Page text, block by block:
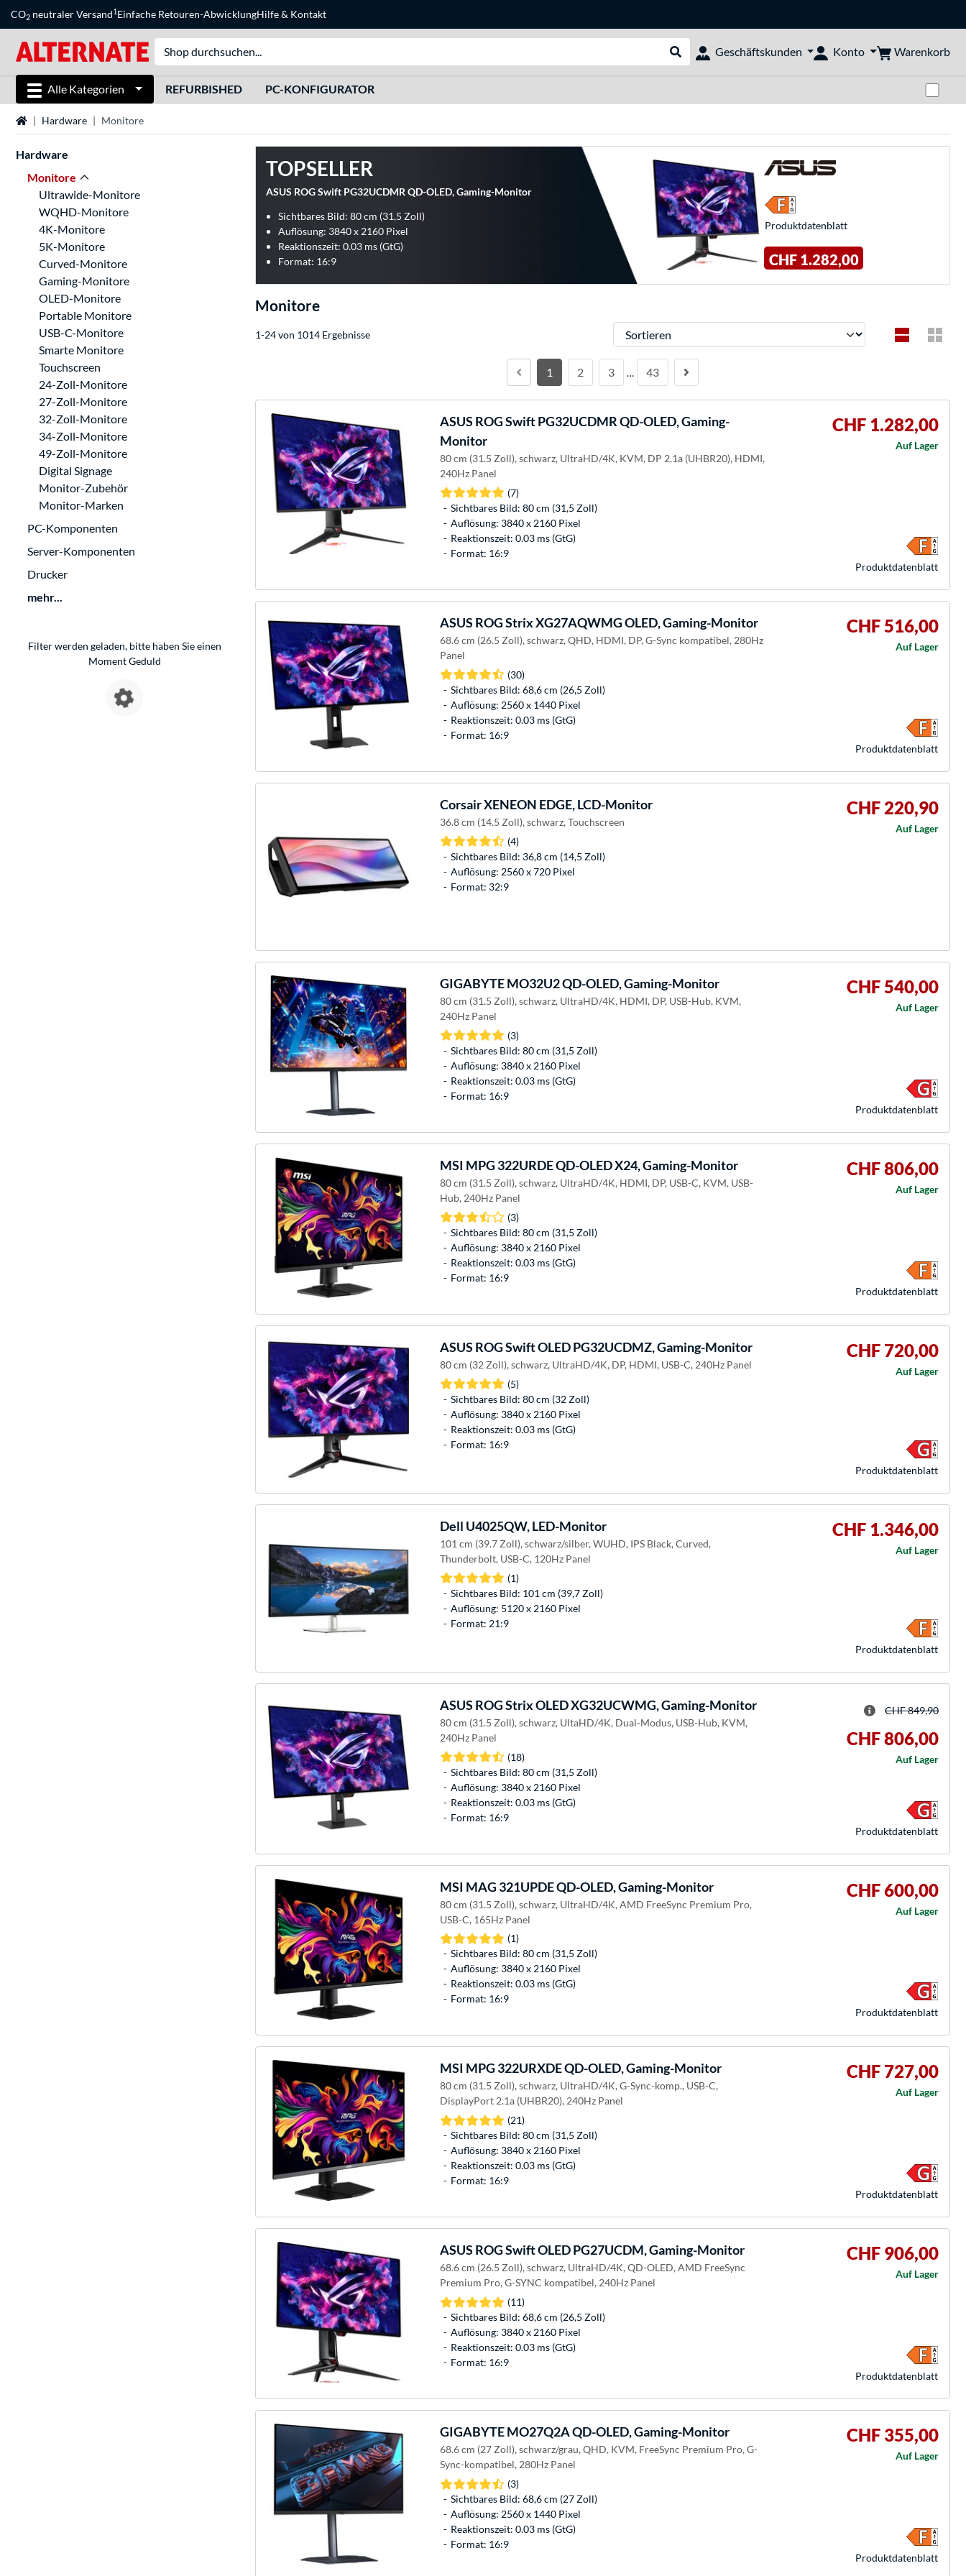
CO2 neutraler Versand1Einfache Retouren-AbwicklungHilfe& Kontakt
Suche durchführen
Geschäftskunden Konto Warenkorb
Alle Kategorien REFURBISHED PC-KONFIGURATOR
StartseiteHardware Monitore
Hardware
Monitore
Ultrawide-Monitore
WQHD-Monitore
4K-Monitore
5K-Monitore
Curved-Monitore
Gaming-Monitore
OLED-Monitore
Portable Monitore
USB-C-Monitore
Smarte Monitore
Touchscreen
24-Zoll-Monitore
27-Zoll-Monitore
32-Zoll-Monitore
34-Zoll-Monitore
49-Zoll-Monitore
Digital Signage
Monitor-Zubehör
Monitor-Marken
PC-Komponenten
Server-Komponenten
Drucker
mehr...
Filter werden geladen, bitte haben Sie einen
Moment Geduld
TOPSELLER
ASUS ROG Swift PG32UCDMR QD-OLED, Gaming-Monitor
Sichtbares Bild: 80 cm (31,5 Zoll)
Auflösung: 3840 x 2160 Pixel
Reaktionszeit: 0.03 ms (GtG)
Format: 16:9
Produkt­datenblatt
CHF 1.282,00
Monitore
1-24 von 1014 Ergebnisse Sortieren
1 2 3 … 43
ASUS ROG Swift PG32UCDMR QD-OLED, Gaming-
Monitor
80 cm (31.5 Zoll), schwarz, UltraHD/4K, KVM, DP 2.1a (UHBR20), HDMI,
240Hz Panel
(7)
Sichtbares Bild: 80 cm (31,5 Zoll)
Auflösung: 3840 x 2160 Pixel
Reaktionszeit: 0.03 ms (GtG)
Format: 16:9
CHF 1.282,00
Auf Lager
Produkt­datenblatt
ASUS ROG Strix XG27AQWMG OLED, Gaming-Monitor
68.6 cm (26.5 Zoll), schwarz, QHD, HDMI, DP, G-Sync kompatibel, 280Hz
Panel
(30)
Sichtbares Bild: 68,6 cm (26,5 Zoll)
Auflösung: 2560 x 1440 Pixel
Reaktionszeit: 0.03 ms (GtG)
Format: 16:9
CHF 516,00
Auf Lager
Produkt­datenblatt
CorsairXENEON EDGE, LCD-Monitor
36.8 cm (14.5 Zoll), schwarz, Touchscreen
(4)
Sichtbares Bild: 36,8 cm (14,5 Zoll)
Auflösung: 2560 x 720 Pixel
Format: 32:9
CHF 220,90
Auf Lager
GIGABYTEMO32U2 QD-OLED, Gaming-Monitor
80 cm (31.5 Zoll), schwarz, UltraHD/4K, HDMI, DP, USB-Hub, KVM,
240Hz Panel
(3)
Sichtbares Bild: 80 cm (31,5 Zoll)
Auflösung: 3840 x 2160 Pixel
Reaktionszeit: 0.03 ms (GtG)
Format: 16:9
CHF 540,00
Auf Lager
Produkt­datenblatt
MSI MPG 322URDE QD-OLED X24, Gaming-Monitor
80 cm (31.5 Zoll), schwarz, UltraHD/4K, HDMI, DP, USB-C, KVM, USB-
Hub, 240Hz Panel
(3)
Sichtbares Bild: 80 cm (31,5 Zoll)
Auflösung: 3840 x 2160 Pixel
Reaktionszeit: 0.03 ms (GtG)
Format: 16:9
CHF 806,00
Auf Lager
Produkt­datenblatt
ASUS ROG Swift OLED PG32UCDMZ, Gaming-Monitor
80 cm (32 Zoll), schwarz, UltraHD/4K, DP, HDMI, USB-C, 240Hz Panel
(5)
Sichtbares Bild: 80 cm (32 Zoll)
Auflösung: 3840 x 2160 Pixel
Reaktionszeit: 0.03 ms (GtG)
Format: 16:9
CHF 720,00
Auf Lager
Produkt­datenblatt
Dell U4025QW, LED-Monitor
101 cm (39.7 Zoll), schwarz/silber, WUHD, IPS Black, Curved,
Thunderbolt, USB-C, 120Hz Panel
(1)
Sichtbares Bild: 101 cm (39,7 Zoll)
Auflösung: 5120 x 2160 Pixel
Format: 21:9
CHF 1.346,00
Auf Lager
Produkt­datenblatt
ASUS ROG Strix OLED XG32UCWMG, Gaming-Monitor
80 cm (31.5 Zoll), schwarz, UltaHD/4K, Dual-Modus, USB-Hub, KVM,
240Hz Panel
(18)
Sichtbares Bild: 80 cm (31,5 Zoll)
Auflösung: 3840 x 2160 Pixel
Reaktionszeit: 0.03 ms (GtG)
Format: 16:9
CHF 849,90
CHF 806,00
Auf Lager
Produkt­datenblatt
MSI MAG 321UPDE QD-OLED, Gaming-Monitor
80 cm (31.5 Zoll), schwarz, UltraHD/4K, AMD FreeSync Premium Pro,
USB-C, 165Hz Panel
(1)
Sichtbares Bild: 80 cm (31,5 Zoll)
Auflösung: 3840 x 2160 Pixel
Reaktionszeit: 0.03 ms (GtG)
Format: 16:9
CHF 600,00
Auf Lager
Produkt­datenblatt
MSI MPG 322URXDE QD-OLED, Gaming-Monitor
80 cm (31.5 Zoll), schwarz, UltraHD/4K, G-Sync-komp., USB-C,
DisplayPort 2.1a (UHBR20), 240Hz Panel
(21)
Sichtbares Bild: 80 cm (31,5 Zoll)
Auflösung: 3840 x 2160 Pixel
Reaktionszeit: 0.03 ms (GtG)
Format: 16:9
CHF 727,00
Auf Lager
Produkt­datenblatt
ASUS ROG Swift OLED PG27UCDM, Gaming-Monitor
68.6 cm (26.5 Zoll), schwarz, UltraHD/4K, QD-OLED, AMD FreeSync
Premium Pro, G-SYNC kompatibel, 240Hz Panel
(11)
Sichtbares Bild: 68,6 cm (26,5 Zoll)
Auflösung: 3840 x 2160 Pixel
Reaktionszeit: 0.03 ms (GtG)
Format: 16:9
CHF 906,00
Auf Lager
Produkt­datenblatt
GIGABYTEMO27Q2A QD-OLED, Gaming-Monitor
68.6 cm (27 Zoll), schwarz/grau, QHD, KVM, FreeSync Premium Pro, G-
Sync-kompatibel, 280Hz Panel
(3)
Sichtbares Bild: 68,6 cm (27 Zoll)
Auflösung: 2560 x 1440 Pixel
Reaktionszeit: 0.03 ms (GtG)
Format: 16:9
CHF 355,00
Auf Lager
Produkt­datenblatt